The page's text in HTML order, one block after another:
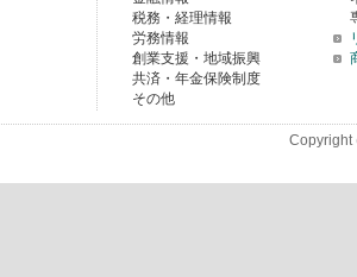
税務・経理情報
労務情報
創業支援・地域振興
共済・年金保険制度
その他
Copyright